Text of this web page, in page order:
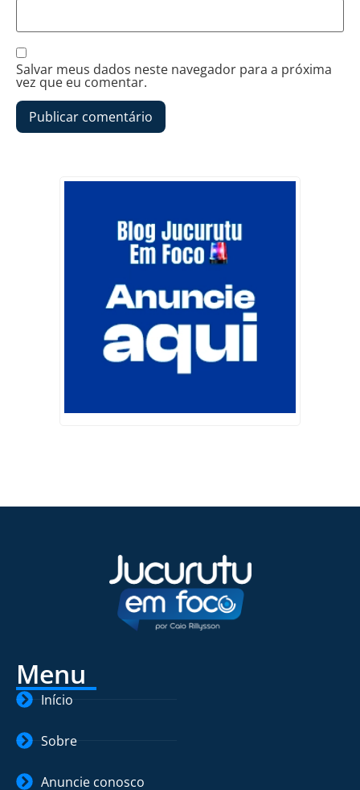
Salvar meus dados neste navegador para a próxima
vez que eu comentar.
Menu
Início
Sobre
Anuncie conosco